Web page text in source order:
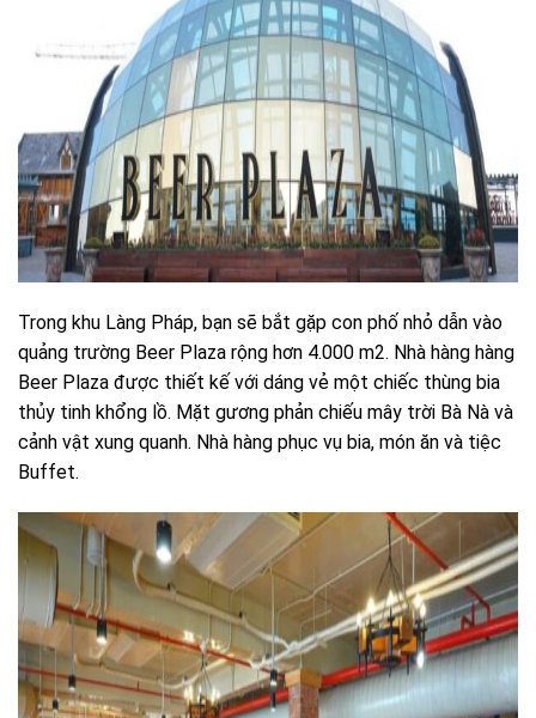
Trong khu Làng Pháp, bạn sẽ bắt gặp con phố nhỏ dẫn vào
quảng trường Beer Plaza rộng hơn 4.000 m2. Nhà hàng hàng
Beer Plaza được thiết kế với dáng vẻ một chiếc thùng bia
thủy tinh khổng lồ. Mặt gương phản chiếu mây trời Bà Nà và
cảnh vật xung quanh. Nhà hàng phục vụ bia, món ăn và tiệc
Buffet.